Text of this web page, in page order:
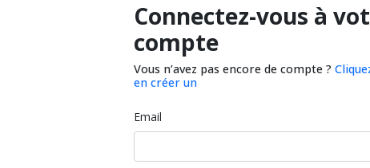
Connectez-vous à
compte
Vous n’avez pas encore de compte ?
en créer un
Email